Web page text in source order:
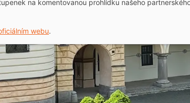
na komentovanou prohlídku našeho
webu.